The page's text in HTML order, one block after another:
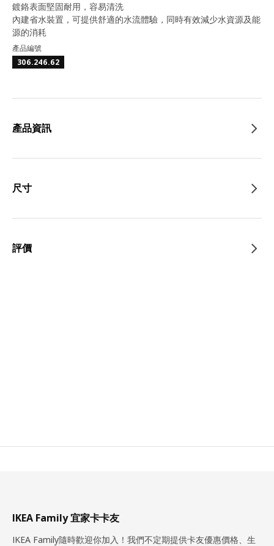
鍍鉻表面堅固耐用，容易清洗
內建省水裝置，可提供舒適的水流體驗，同時有效減少水資源及能
源的消耗
產品編號
306.246.62
產品資訊
尺寸
評價
IKEA Family 宜家卡卡友
IKEA Family隨時歡迎你加入！我們不定期提供卡友優惠價格、生